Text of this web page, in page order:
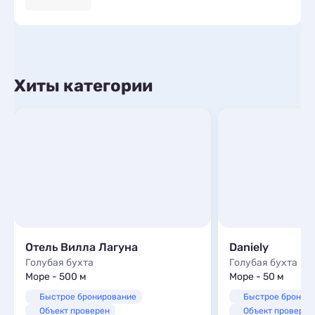
Хиты категории
Отель Вилла Лагуна
Голубая бухта
Море - 500 м
Быстрое бронирование
Объект проверен
Daniely
Голубая бухта
Море - 50 м
Быстрое
Объект проверен